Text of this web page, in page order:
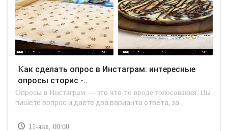
Как сделать опрос в Инстаграм: интересные
опросы сторис -..
Опросы в Инстаграм — это что-то вроде голосования. Вы
пишете вопрос и даете два варианта ответа, за..
11-янв, 00:00